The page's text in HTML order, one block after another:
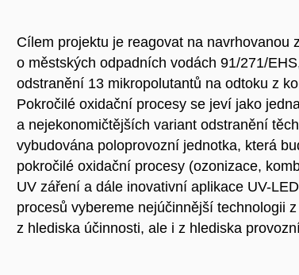
Cílem projektu je reagovat na navrhovanou
o městských odpadních vodách 91/271/
odstranění 13 mikropolutantů na odtoku z
Pokročilé oxidační procesy se jeví jako
a nejekonomičtějších variant odstranění
vybudována poloprovozní jednotka, která
pokročilé oxidační procesy (ozonizace,
UV záření a dále inovativní aplikace UV-
procesů vybereme nejúčinnější technologii
z hlediska účinnosti, ale i z hlediska